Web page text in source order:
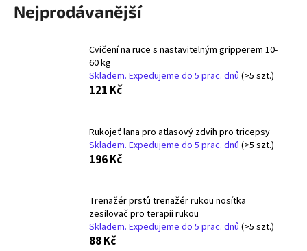
Nejprodávanější
Cvičení na ruce s nastavitelným gripperem 10-
60 kg
Skladem. Expedujeme do 5 prac. dnů (>5 szt.)
121 Kč
Rukojeť lana pro atlasový zdvih pro tricepsy
Skladem. Expedujeme do 5 prac. dnů (>5 szt.)
196 Kč
Trenažér prstů trenažér rukou nosítka
zesilovač pro terapii rukou
Skladem. Expedujeme do 5 prac. dnů (>5 szt.)
88 Kč
j
HLEDAT